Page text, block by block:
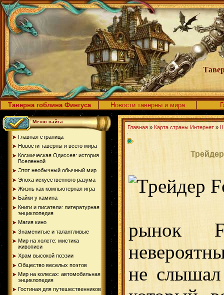
Таверна гоблина Фингуса Новости таверны и мира
Меню сайта
Главная страница
Новости таверны и всего мира
Космическая Одиссея: история
Вселенной
Этот необычный обычный мир
Эпоха искусственного разума
Жизнь как компьютерная игра
Байки у камина
Книги и писатели: литературная
энциклопедия
Магия кино
Знаменитые и талантливые
Мир на холсте: мистика
живописи
Храм высокой поэзии
Общество веселых поэтов
Мир на колесах: автомобильная
энциклопедия
Гостиная для путешественников
Главная » Карта страны Интернет »
рынок
не слышал